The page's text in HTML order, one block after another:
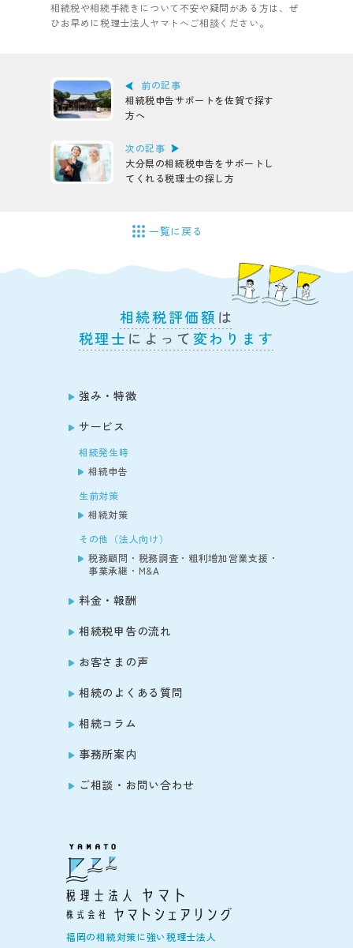
相続税や相続手続きについて不安や疑問がある方は、ぜ
ひお早めに税理士法人ヤマトへご相談ください。
前の記事
相続税申告サポートを佐賀で探す
方へ
次の記事
大分県の相続税申告をサポートし
てくれる税理士の探し方
一覧に戻る
相続税評価額 は
税理士 によって 変わります
福岡の相続対策に強い税理士法人
強み・特徴
サービス
相続発生時
相続申告
生前対策
相続対策
その他（法人向け）
税務顧問・税務調査・粗利増加営業支援・
事業承継・M&A
料金・報酬
相続税申告の流れ
お客さまの声
相続のよくある質問
相続コラム
事務所案内
ご相談・お問い合わせ